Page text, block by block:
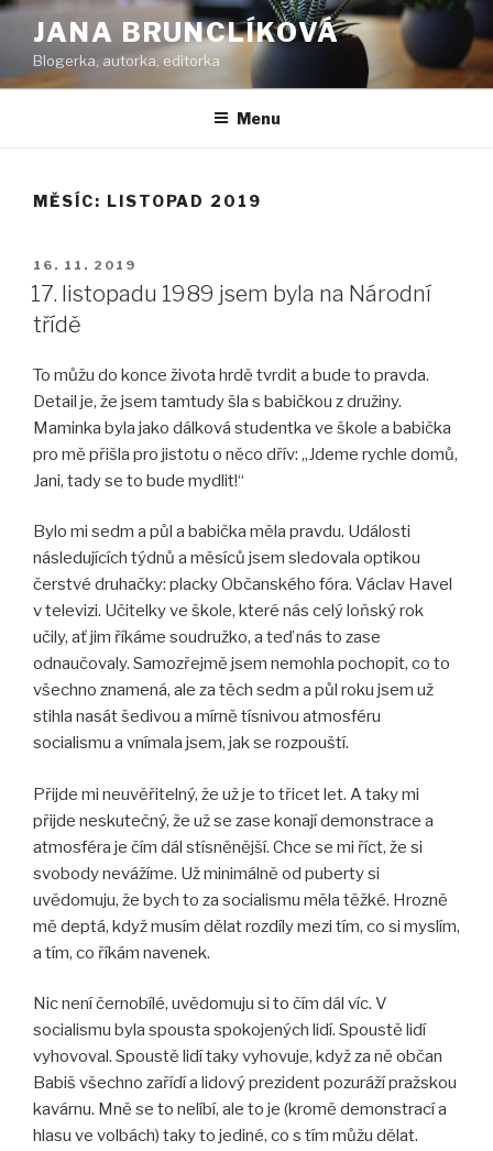
Přejít
obsahu
webu
JANA BRUNCLÍKOVÁ
Blogerka, autorka, editorka
Menu
MĚSÍC: LISTOPAD 2019
PUBLIKOVÁNO
16. 11. 2019
17. listopadu 1989 jsem byla na Národní
třídě
To můžu do konce života hrdě tvrdit a bude to pravda.
Detail je, že jsem tamtudy šla s babičkou z družiny.
Maminka byla jako dálková studentka ve škole a babička
pro mě přišla pro jistotu o něco dřív: „Jdeme rychle domů,
Jani, tady se to bude mydlit!“
Bylo mi sedm a půl a babička měla pravdu. Události
následujících týdnů a měsíců jsem sledovala optikou
čerstvé druhačky: placky Občanského fóra. Václav Havel
v televizi. Učitelky ve škole, které nás celý loňský rok
učily, ať jim říkáme soudružko, a teď nás to zase
odnaučovaly. Samozřejmě jsem nemohla pochopit, co to
všechno znamená, ale za těch sedm a půl roku jsem už
stihla nasát šedivou a mírně tísnivou atmosféru
socialismu a vnímala jsem, jak se rozpouští.
Přijde mi neuvěřitelný, že už je to třicet let. A taky mi
přijde neskutečný, že už se zase konají demonstrace a
atmosféra je čím dál stísněnější. Chce se mi říct, že si
svobody nevážíme. Už minimálně od puberty si
uvědomuju, že bych to za socialismu měla těžké. Hrozně
mě deptá, když musím dělat rozdíly mezi tím, co si myslím,
a tím, co říkám navenek.
Nic není černobílé, uvědomuju si to čím dál víc. V
socialismu byla spousta spokojených lidí. Spoustě lidí
vyhovoval. Spoustě lidí taky vyhovuje, když za ně občan
Babiš všechno zařídí a lidový prezident pozuráží pražskou
kavárnu. Mně se to nelíbí, ale to je (kromě demonstrací a
hlasu ve volbách) taky to jediné, co s tím můžu dělat.